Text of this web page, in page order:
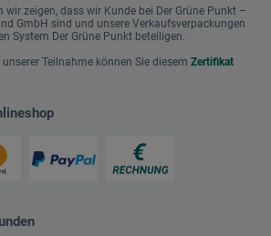
wir zeigen, dass wir Kunde bei Der Grüne Punkt –
GmbH sind und unsere Verkaufsverpackungen
System Der Grüne Punkt beteiligen.
Teilnahme können Sie diesem Zertifikat